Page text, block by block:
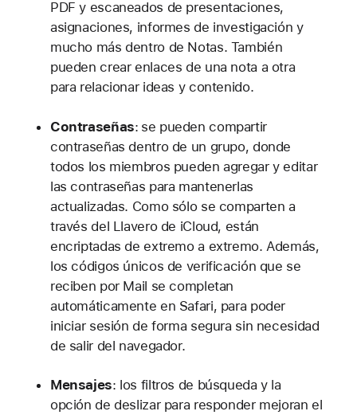
PDF y escaneados de presentaciones,
asignaciones, informes de investigación y
mucho más dentro de Notas. También
pueden crear enlaces de una nota a otra
para relacionar ideas y contenido.
Contraseñas: se pueden compartir
contraseñas dentro de un grupo, donde
todos los miembros pueden agregar y editar
las contraseñas para mantenerlas
actualizadas. Como sólo se comparten a
través del Llavero de iCloud, están
encriptadas de extremo a extremo. Además,
los códigos únicos de verificación que se
reciben por Mail se completan
automáticamente en Safari, para poder
iniciar sesión de forma segura sin necesidad
de salir del navegador.
Mensajes: los filtros de búsqueda y la
opción de deslizar para responder mejoran el